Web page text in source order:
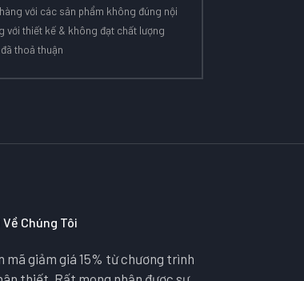
với các sản phẩm không đúng nội
với thiết kế & không đạt chất lượng
thoả thuận
Về Chúng Tôi
mã giảm giá 15% từ chương trình